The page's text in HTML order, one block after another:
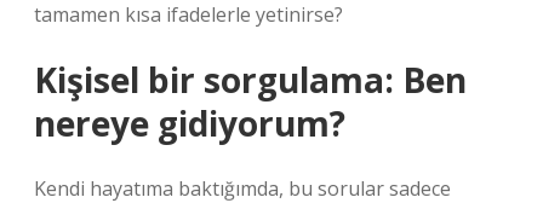
tamamen kısa ifadelerle yetinirse?
Kişisel bir sorgulama: Ben
nereye gidiyorum?
Kendi hayatıma baktığımda, bu sorular sadece